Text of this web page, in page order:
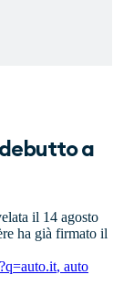
a
il 14 agosto
ha già firmato il
, auto